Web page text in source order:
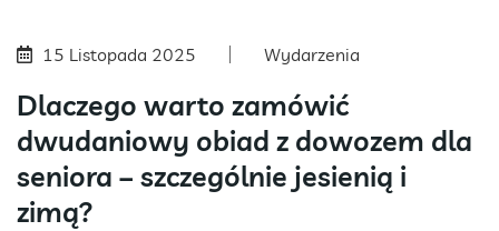
15 Listopada 2025 Wydarzenia
Dlaczego warto zamówić
dwudaniowy obiad z dowozem dla
seniora – szczególnie jesienią i
zimą?